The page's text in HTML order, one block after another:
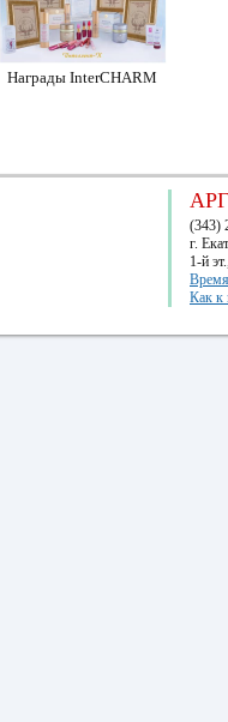
Награды InterCHARM
(343)
г.
1-й
Как к